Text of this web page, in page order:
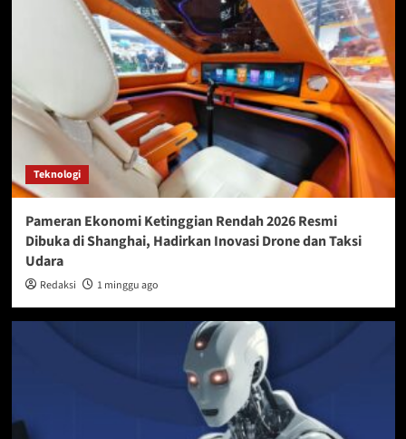
Teknologi
Pameran Ekonomi Ketinggian Rendah 2026 Resmi
Dibuka di Shanghai, Hadirkan Inovasi Drone dan Taksi
Udara
Redaksi 1 minggu ago